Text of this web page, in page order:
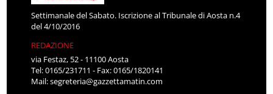
Settimanale del Sabato. Iscrizione al Tribunale di Aosta n.4
del 4/10/2016
REDAZIONE
via Festaz, 52 - 11100 Aosta
Tel: 0165/231711 - Fax: 0165/1820141
Mail:segreteria@gazzettamatin.com